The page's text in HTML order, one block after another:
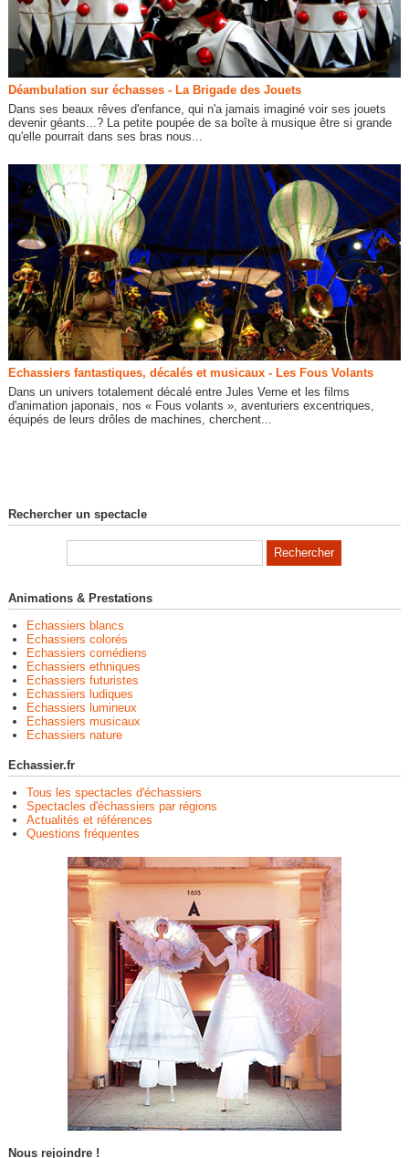
Déambulation sur échasses - La Brigade des Jouets
Dans ses beaux rêves d'enfance, qui n'a jamais imaginé voir ses jouets
devenir géants...? La petite poupée de sa boîte à musique être si grande
qu'elle pourrait dans ses bras nous...
Echassiers fantastiques, décalés et musicaux - Les Fous Volants
Dans un univers totalement décalé entre Jules Verne et les films
d'animation japonais, nos « Fous volants », aventuriers excentriques,
équipés de leurs drôles de machines, cherchent...
Rechercher un spectacle
Animations & Prestations
Echassiers blancs
Echassiers colorés
Echassiers comédiens
Echassiers ethniques
Echassiers futuristes
Echassiers ludiques
Echassiers lumineux
Echassiers musicaux
Echassiers nature
Echassier.fr
Tous les spectacles d'échassiers
Spectacles d'échassiers par régions
Actualités et références
Questions fréquentes
Nous rejoindre !